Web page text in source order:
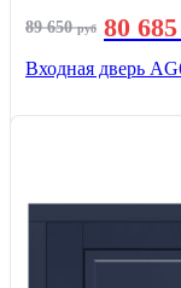
89 650руб 80 685
Входная дверь